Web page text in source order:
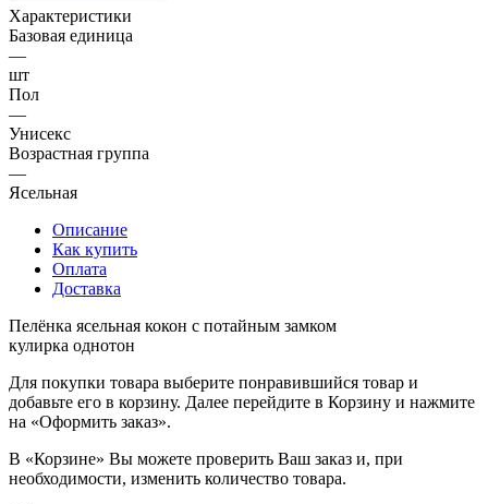
Характеристики
Базовая единица
—
шт
Пол
—
Унисекс
Возрастная группа
—
Ясельная
Описание
Как купить
Оплата
Доставка
Пелёнка ясельная кокон с потайным замком
кулирка однотон
Для покупки товара выберите понравившийся товар и
добавьте его в корзину. Далее перейдите в Корзину и нажмите
на «Оформить заказ».
В «Корзине» Вы можете проверить Ваш заказ и, при
необходимости, изменить количество товара.